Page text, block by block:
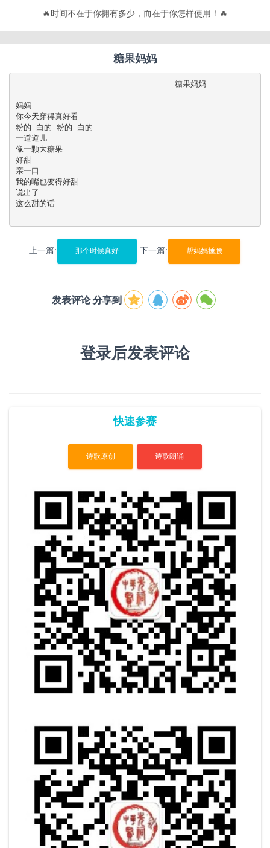
🔥不要有趣，要有🔥
糖果妈妈
                                 糖果妈妈
妈妈
你今天穿得真好看
粉的 白的 粉的 白的
一道道儿
像一颗大糖果
好甜
亲一口
我的嘴也变得好甜
说出了
这么甜的话
上一篇: 那个时候真好 下一篇: 帮妈妈捶腰
发表评论 分享到
登录后发表评论
快速参赛
诗歌原创 诗歌朗诵